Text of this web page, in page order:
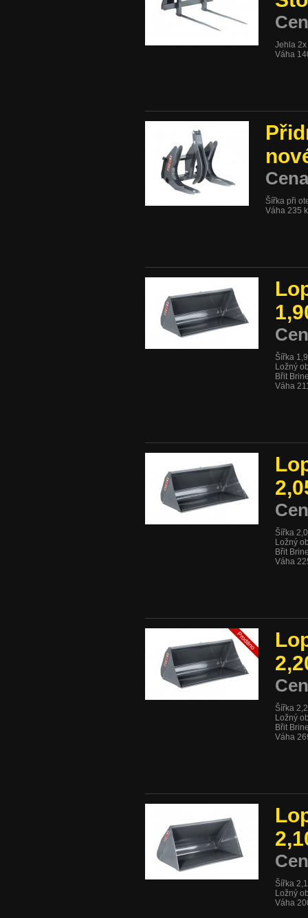
Jehla
Váha
Šířka při
Váha 235
Šířka
Ložný
Břit
Váha
Šířka
Ložný
Břit
Váha
Šířka
Ložný
Břit
Váha
Šířka
Ložný
Váha